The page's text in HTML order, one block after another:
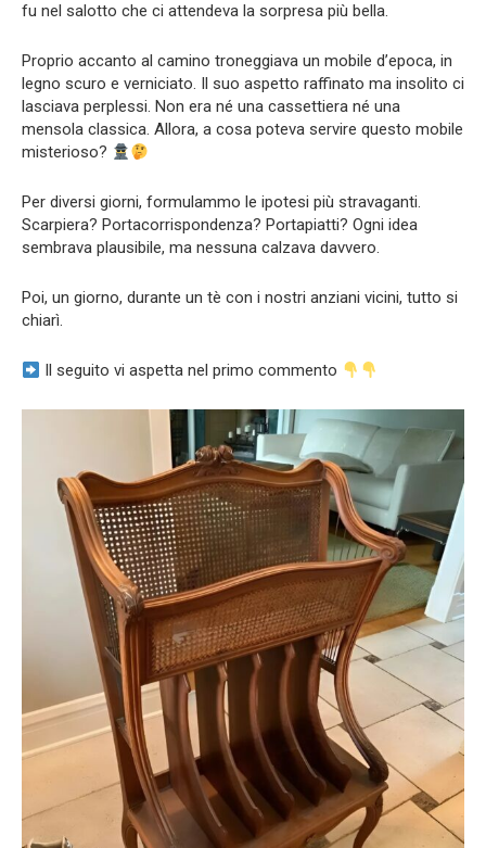
fu nel salotto che ci attendeva la sorpresa più bella.
Proprio accanto al camino troneggiava un mobile d’epoca, in
legno scuro e verniciato. Il suo aspetto raffinato ma insolito ci
lasciava perplessi. Non era né una cassettiera né una
mensola classica. Allora, a cosa poteva servire questo mobile
misterioso?
Per diversi giorni, formulammo le ipotesi più stravaganti.
Scarpiera? Portacorrispondenza? Portapiatti? Ogni idea
sembrava plausibile, ma nessuna calzava davvero.
Poi, un giorno, durante un tè con i nostri anziani vicini, tutto si
chiarì.
Il seguito vi aspetta nel primo commento